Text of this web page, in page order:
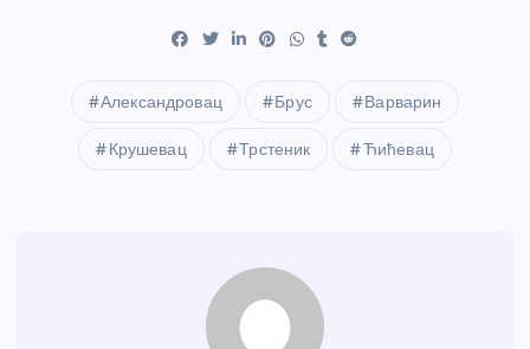
Александровац Брус Варварин
Крушевац Трстеник Ћићевац